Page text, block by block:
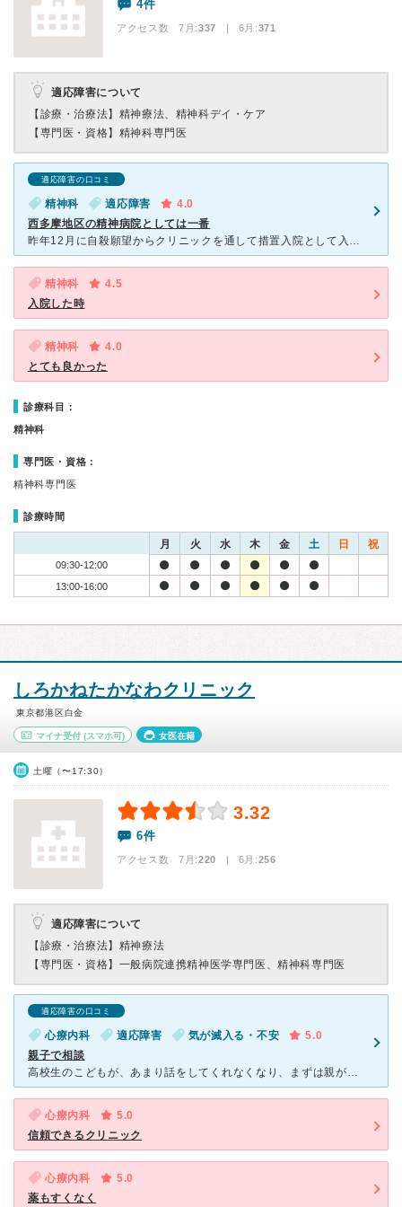
4件
アクセス数 7月:337 | 6月:371
適応障害について
【診療・治療法】 精神療法、精神科デイ・ケア
【専門医・資格】 精神科専門医
適応障害の口コミ
精神科 適応障害
4.0
西多摩地区の精神病院としては一番
昨年12月に自殺願望からクリニックを通して措置入院として入りました。 最初の1週間は隔離室に入り、症状緩和を経て、個室から大部屋へと移りました。 入院期間は当初から3ヶ月として週一の診察と薬物療法
精神科
4.5
入院した時
精神科
4.0
とても良かった
診療科目：
精神科
専門医・資格：
精神科専門医
診療時間
月 火 水 木 金 土 日 祝
09:30-12:00
13:00-16:00
しろかねたかなわクリニック
東京都港区白金
マイナ受付 (スマホ可) 女医在籍
土曜（〜17:30）
3.32
6件
アクセス数 7月:220 | 6月:256
適応障害について
【診療・治療法】 精神療法
【専門医・資格】 一般病院連携精神医学専門医、精神科専門医
適応障害の口コミ
心療内科 適応障害 気が滅入る・不安
5.0
親子で相談
高校生のこどもが、あまり話をしてくれなくなり、まずは親が相談に行きました。お話をしているうちに、自身が気付かなかったことに気づいたり、状況を客観的に整理できた感じがしてきました。こどもにもいくように促
心療内科
5.0
信頼できるクリニック
心療内科
5.0
薬もすくなく